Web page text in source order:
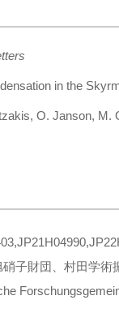
in the
O. Janson, M.
子財団、村田学